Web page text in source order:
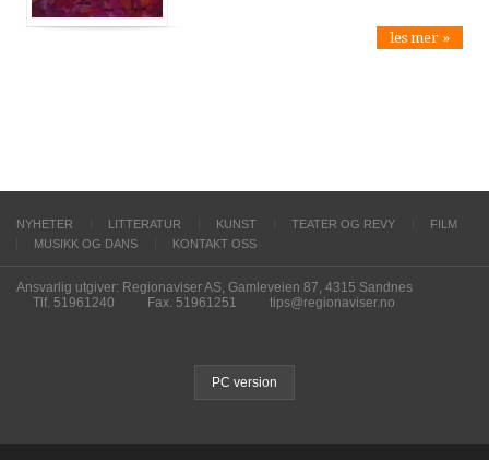
les mer »
NYHETER LITTERATUR KUNST TEATER OG REVY
FILM
MUSIKK OG DANS
KONTAKT OSS
Ansvarlig utgiver: Regionaviser AS, Gamleveien 87, 4315 Sandnes
Tlf. 51961240
Fax. 51961251 tips@regionaviser.no
PC version